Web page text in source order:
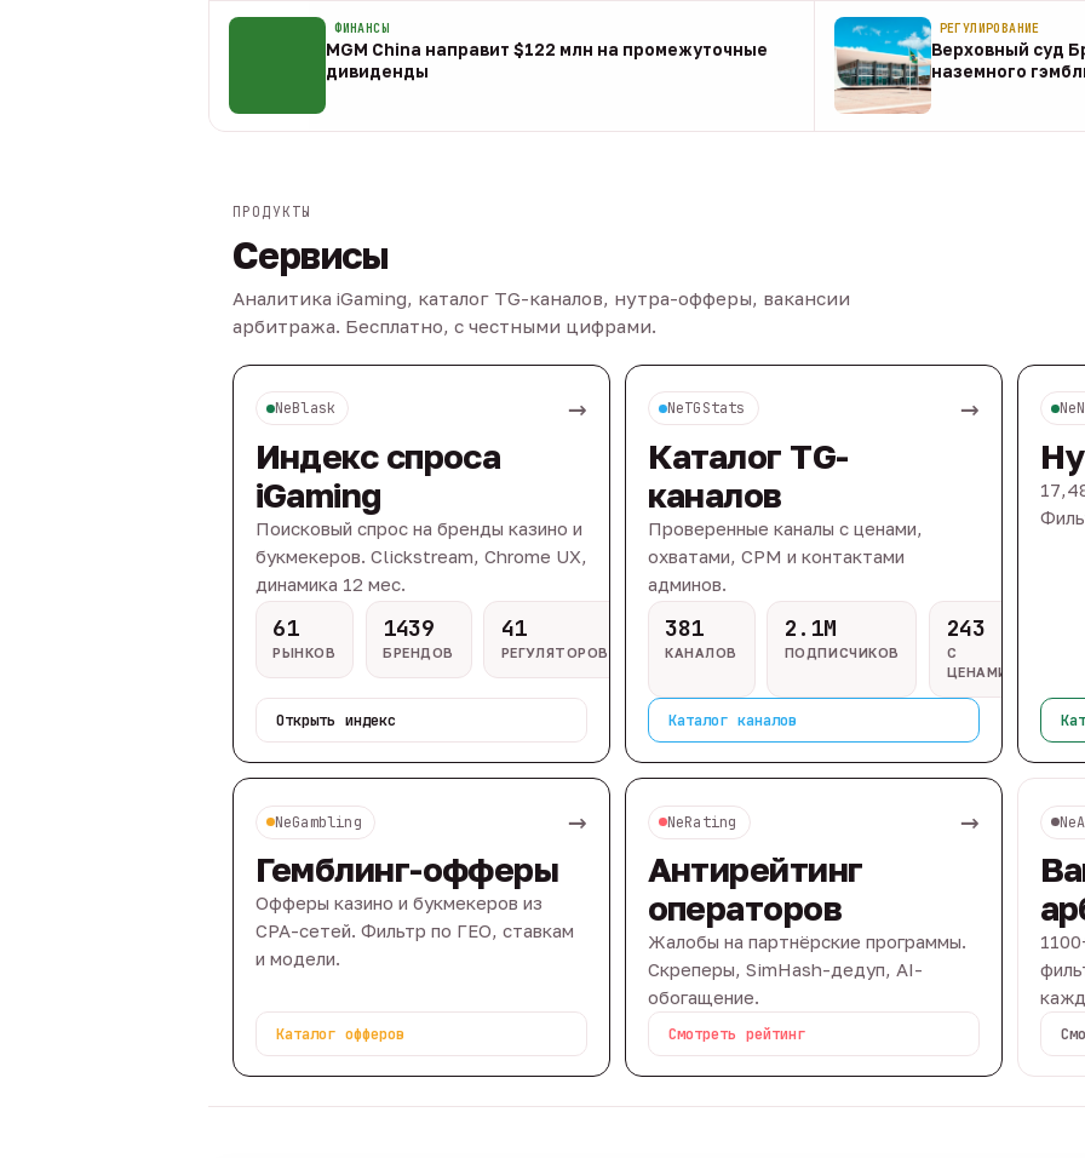
ФИНАНСЫ
MGM China направит $122 млн на промежуточные
дивиденды
РЕГУЛИРОВАНИЕ
Верховный суд
наземного
07 авг
ПРОДУКТЫ
Сервисы
Аналитика iGaming, каталог TG-каналов, нутра-офферы, вакансии
арбитража. Бесплатно, с честными цифрами.
NeBlask →
Индекс спроса
iGaming
Поисковый спрос на бренды казино и
букмекеров. Clickstream, Chrome UX,
динамика 12 мес.
61
РЫНКОВ
1439
БРЕНДОВ
41
РЕГУЛЯТОРОВ
Открыть индекс
NeTGStats →
Каталог TG-
каналов
Проверенные каналы с ценами,
охватами, CPM и контактами
админов.
381
КАНАЛОВ
2.1M
ПОДПИСЧИКОВ
243
С
ЦЕНАМИ
Каталог каналов
NeGambling →
Гемблинг-офферы
Офферы казино и букмекеров из
CPA-сетей. Фильтр по ГЕО, ставкам
и модели.
Каталог офферов
NeRating →
Антирейтинг
операторов
Жалобы на партнёрские программы.
Скреперы, SimHash-дедуп, AI-
обогащение.
Смотреть рейтинг